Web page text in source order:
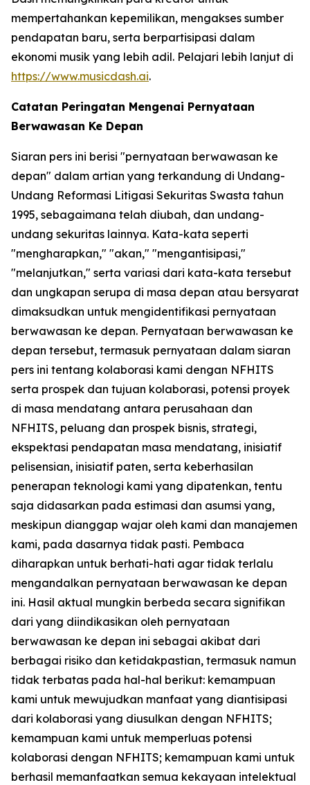
mempertahankan kepemilikan, mengakses sumber
pendapatan baru, serta berpartisipasi dalam
ekonomi musik yang lebih adil. Pelajari lebih lanjut di
https://www.musicdash.ai.
Catatan Peringatan Mengenai Pernyataan
Berwawasan Ke Depan
Siaran pers ini berisi "pernyataan berwawasan ke
depan" dalam artian yang terkandung di Undang-
Undang Reformasi Litigasi Sekuritas Swasta tahun
1995, sebagaimana telah diubah, dan undang-
undang sekuritas lainnya. Kata-kata seperti
"mengharapkan," "akan," "mengantisipasi,"
"melanjutkan," serta variasi dari kata-kata tersebut
dan ungkapan serupa di masa depan atau bersyarat
dimaksudkan untuk mengidentifikasi pernyataan
berwawasan ke depan. Pernyataan berwawasan ke
depan tersebut, termasuk pernyataan dalam siaran
pers ini tentang kolaborasi kami dengan NFHITS
serta prospek dan tujuan kolaborasi, potensi proyek
di masa mendatang antara perusahaan dan
NFHITS, peluang dan prospek bisnis, strategi,
ekspektasi pendapatan masa mendatang, inisiatif
pelisensian, inisiatif paten, serta keberhasilan
penerapan teknologi kami yang dipatenkan, tentu
saja didasarkan pada estimasi dan asumsi yang,
meskipun dianggap wajar oleh kami dan manajemen
kami, pada dasarnya tidak pasti. Pembaca
diharapkan untuk berhati-hati agar tidak terlalu
mengandalkan pernyataan berwawasan ke depan
ini. Hasil aktual mungkin berbeda secara signifikan
dari yang diindikasikan oleh pernyataan
berwawasan ke depan ini sebagai akibat dari
berbagai risiko dan ketidakpastian, termasuk namun
tidak terbatas pada hal-hal berikut: kemampuan
kami untuk mewujudkan manfaat yang diantisipasi
dari kolaborasi yang diusulkan dengan NFHITS;
kemampuan kami untuk memperluas potensi
kolaborasi dengan NFHITS; kemampuan kami untuk
berhasil memanfaatkan semua kekayaan intelektual